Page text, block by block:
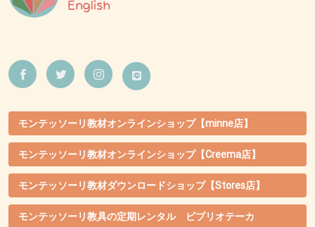
モンテッソーリ教材オンラインショップ【minne店】
モンテッソーリ教材オンラインショップ【Creema店】
モンテッソーリ教材ダウンロードショップ【Stores店】
モンテッソーリ教具の定期レンタル ビブリオテーカ